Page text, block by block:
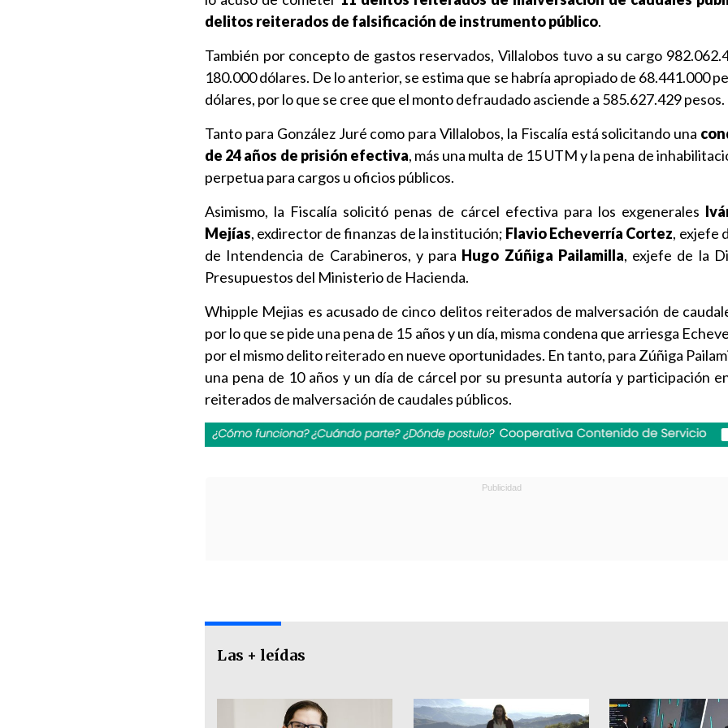
delitos reiterados de falsificación de instrumento público.
También por concepto de gastos reservados, Villalobos tuvo a su cargo
180.000 dólares. De lo anterior, se estima que se habría apropiado de 68.441.000
dólares, por lo que se cree que el monto defraudado asciende a 585.627.429 pesos.
Tanto para González Juré como para Villalobos, la Fiscalía está solicitando una
de 24 años de prisión efectiva, más una multa de 15 UTM y la pena de
perpetua para cargos u oficios públicos.
Asimismo, la Fiscalía solicitó penas de cárcel efectiva para los exgenerales
Mejías, exdirector de finanzas de la institución; Flavio Echeverría Cortez, exjefe
de Intendencia de Carabineros, y para Hugo Zúñiga Pailamilla, exjefe de la
Presupuestos del Ministerio de Hacienda.
Whipple Mejias es acusado de cinco delitos reiterados de malversación de
por lo que se pide una pena de 15 años y un día, misma condena que arriesga
por el mismo delito reiterado en nueve oportunidades. En tanto, para Zúñiga
una pena de 10 años y un día de cárcel por su presunta autoría y participación
reiterados de malversación de caudales públicos.
Las + leídas